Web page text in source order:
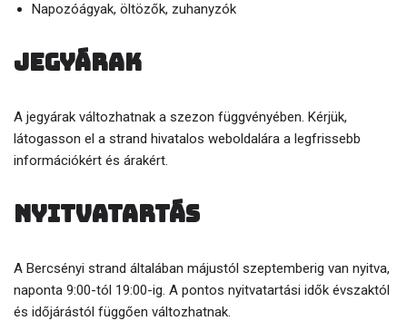
Napozóágyak, öltözők, zuhanyzók
Jegyárak
A jegyárak változhatnak a szezon függvényében. Kérjük,
látogasson el a strand hivatalos weboldalára a legfrissebb
információkért és árakért.
Nyitvatartás
A Bercsényi strand általában májustól szeptemberig van nyitva,
naponta 9:00-tól 19:00-ig. A pontos nyitvatartási idők évszaktól
és időjárástól függően változhatnak.